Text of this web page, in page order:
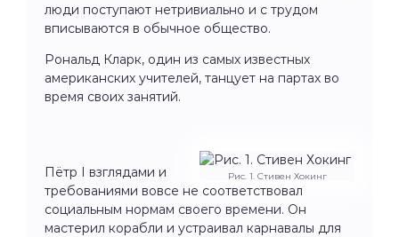
люди поступают нетривиально и с трудом
вписываются в обычное общество.
Рональд Кларк, один из самых известных
американских учителей, танцует на партах во
время своих занятий.
Рис. 1. Стивен Хокинг
Пётр I взглядами и
требованиями вовсе не соответствовал
социальным нормам своего времени. Он
мастерил корабли и устраивал карнавалы для